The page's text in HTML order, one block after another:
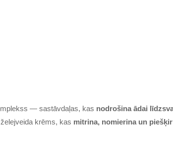
— sastāvdaļas, kas nodrošina ādai
krēms, kas mitrina, nomierina un